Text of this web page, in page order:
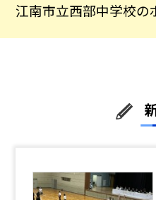
江南市立西部中学校の